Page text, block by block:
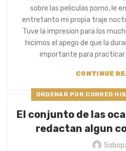
sobre las peliculas porno, le
entretanto mi propia traje
Tuve la impresion para los
hicimos el apego de que la
importante para practicar
CONTINUE
ORDENAR POR CORREO
El conjunto de las
redactan algun